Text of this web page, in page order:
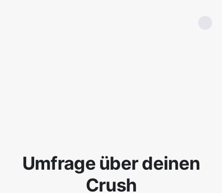
Umfrage über deinen
Crush